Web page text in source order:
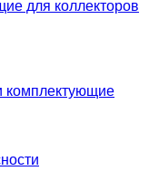
для коллекторов
комплектующие